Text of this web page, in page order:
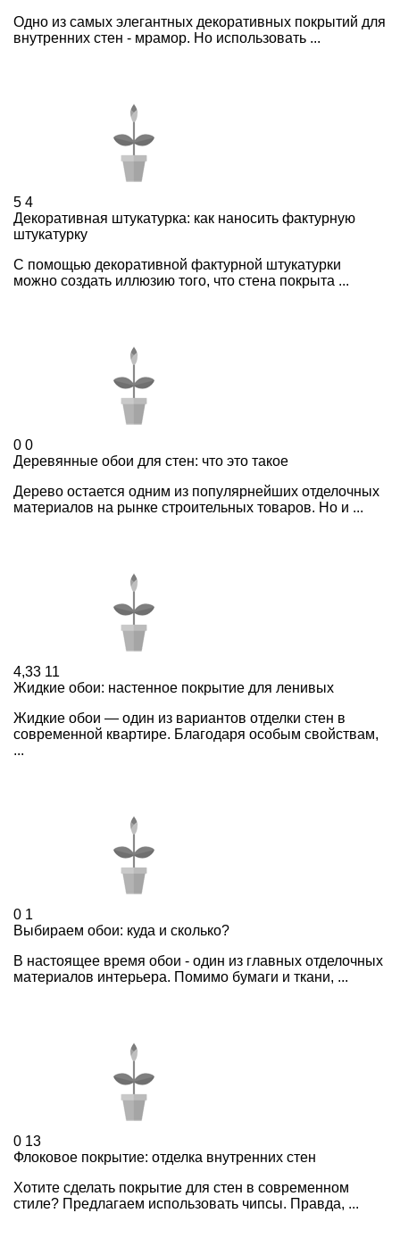
Одно из самых элегантных декоративных покрытий для
внутренних стен - мрамор. Но использовать ...
5 4
Декоративная штукатурка: как наносить фактурную
штукатурку
С помощью декоративной фактурной штукатурки
можно создать иллюзию того, что стена покрыта ...
0 0
Деревянные обои для стен: что это такое
Дерево остается одним из популярнейших отделочных
материалов на рынке строительных товаров. Но и ...
4,33 11
Жидкие обои: настенное покрытие для ленивых
Жидкие обои — один из вариантов отделки стен в
современной квартире. Благодаря особым свойствам,
...
0 1
Выбираем обои: куда и сколько?
В настоящее время обои - один из главных отделочных
материалов интерьера. Помимо бумаги и ткани, ...
0 13
Флоковое покрытие: отделка внутренних стен
Хотите сделать покрытие для стен в современном
стиле? Предлагаем использовать чипсы. Правда, ...